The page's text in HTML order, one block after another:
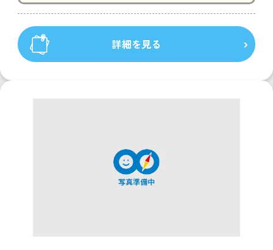
詳細を見る